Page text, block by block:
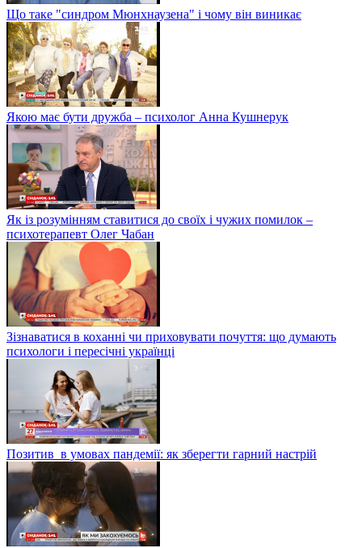
Що таке "синдром Мюнхнаузена" і чому він виникає
Якою має бути дружба – психолог Анна Кушнерук
Як із розумінням ставитися до своїх і чужих помилок –
психотерапевт Олег Чабан
Зізнаватися в коханні чи приховувати почуття: що думають
психологи і пересічні українці
Позитив в умовах пандемії: як зберегти гарний настрій